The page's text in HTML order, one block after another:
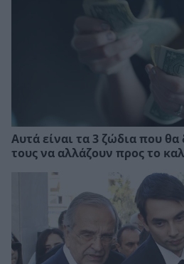
Αυτά είναι τα 3 ζώδια που
τους να αλλάζουν προς το